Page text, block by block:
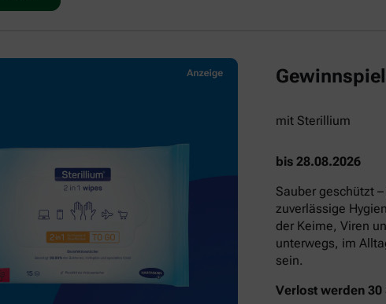
mit Sterillium
bis 28.08.2026
Sauber geschützt
zuverlässige
der Keime, Viren
unterwegs, im
sein.
Verlost werden